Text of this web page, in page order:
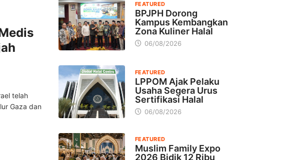
telah
Gaza dan
FEATURED
BPJPH Dorong
Kampus Kembangkan
Zona Kuliner Halal
06/08/2026
FEATURED
LPPOM Ajak Pelaku
Usaha Segera Urus
Sertifikasi Halal
06/08/2026
FEATURED
Muslim Family Expo
2026 Bidik 12 Ribu